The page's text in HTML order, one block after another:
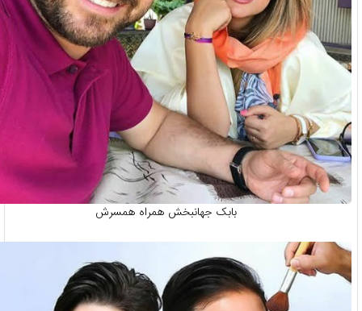
بابک جهانبخش همراه همسرش